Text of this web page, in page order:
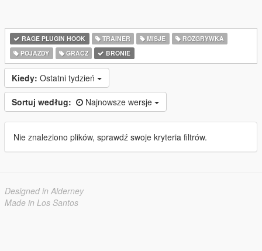
RAGE PLUGIN HOOK TRAINER MISJE
ROZGRYWKA
POJAZDY
GRACZ BRONIE
Kiedy: Ostatni tydzień
Sortuj według: Najnowsze wersje
Nie znaleziono plików, sprawdź swoje kryteria filtrów.
Designed in Alderney
Made in Los Santos